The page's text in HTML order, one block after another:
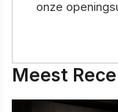
onze
Meest